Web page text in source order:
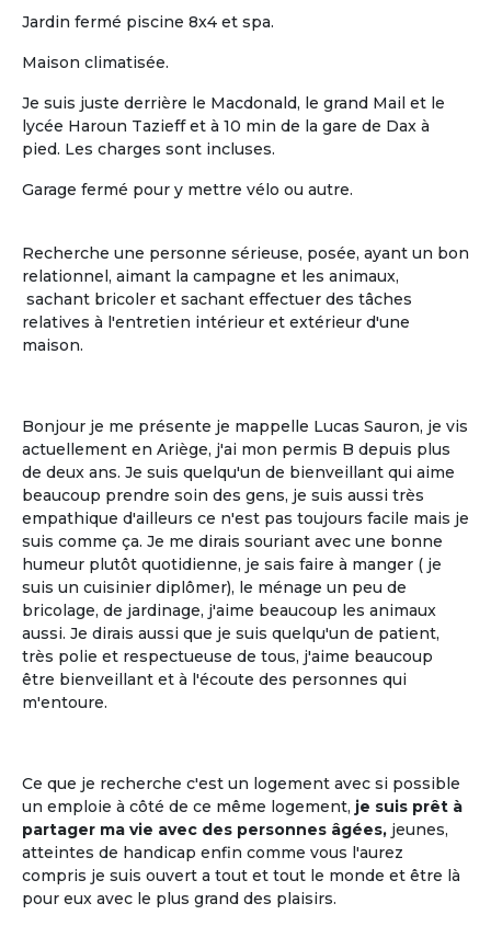
Jardin fermé piscine 8x4 et spa.
Maison climatisée.
Je suis juste derrière le Macdonald, le grand Mail et le
lycée Haroun Tazieff et à 10 min de la gare de Dax à
pied. Les charges sont incluses.
Garage fermé pour y mettre vélo ou autre.
Recherche une personne sérieuse, posée, ayant un bon
relationnel, aimant la campagne et les animaux,
sachant bricoler et sachant effectuer des tâches
relatives à l'entretien intérieur et extérieur d'une
maison.
Bonjour je me présente je mappelle Lucas Sauron, je vis
actuellement en Ariège, j'ai mon permis B depuis plus
de deux ans. Je suis quelqu'un de bienveillant qui aime
beaucoup prendre soin des gens, je suis aussi très
empathique d'ailleurs ce n'est pas toujours facile mais je
suis comme ça. Je me dirais souriant avec une bonne
humeur plutôt quotidienne, je sais faire à manger ( je
suis un cuisinier diplômer), le ménage un peu de
bricolage, de jardinage, j'aime beaucoup les animaux
aussi. Je dirais aussi que je suis quelqu'un de patient,
très polie et respectueuse de tous, j'aime beaucoup
être bienveillant et à l'écoute des personnes qui
m'entoure.
Ce que je recherche c'est un logement avec si possible
un emploie à côté de ce même logement, je suis prêt à
partager ma vie avec des personnes âgées, jeunes,
atteintes de handicap enfin comme vous l'aurez
compris je suis ouvert a tout et tout le monde et être là
pour eux avec le plus grand des plaisirs.
sein d'un habitat groupé à taille
La gestion libre
Le partage